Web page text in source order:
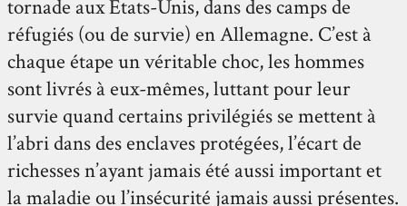
tornade aux Etats-Unis, dans des camps de
réfugiés (ou de survie) en Allemagne. C’est à
chaque étape un véritable choc, les hommes
sont livrés à eux-mêmes, luttant pour leur
survie quand certains privilégiés se mettent à
l’abri dans des enclaves protégées, l’écart de
richesses n’ayant jamais été aussi important et
la maladie ou l’insécurité jamais aussi présentes.